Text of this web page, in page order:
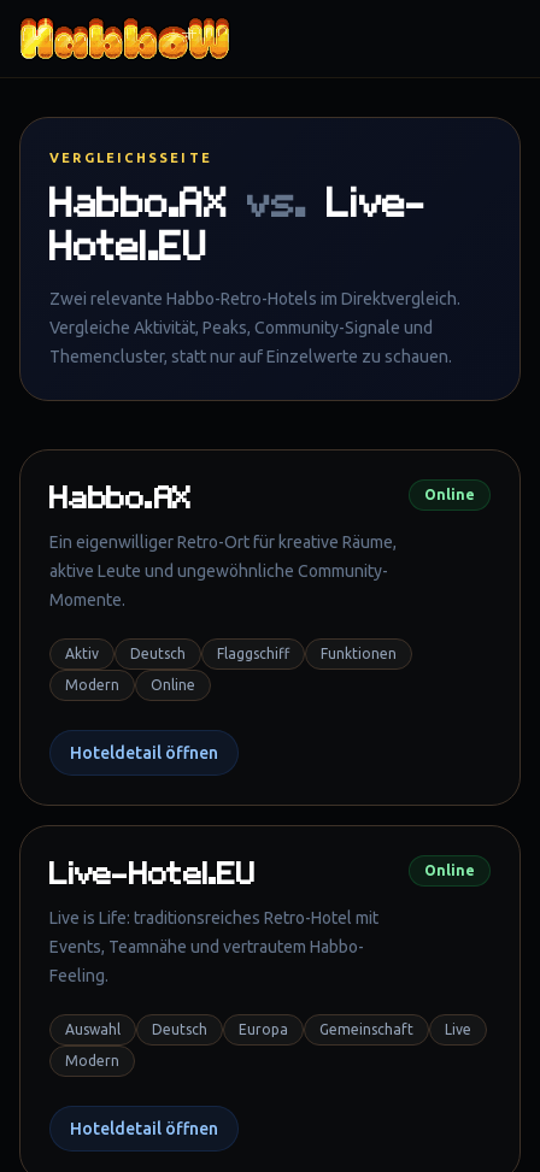
Zum Inhalt springen
VERGLEICHSSEITE
Habbo.AX vs.
Live-
Hotel.EU
Zwei relevante Habbo-Retro-Hotels im Direktvergleich.
Vergleiche Aktivität, Peaks, Community-Signale und
Themencluster, statt nur auf Einzelwerte zu schauen.
Habbo.AX
Ein eigenwilliger Retro-Ort für kreative Räume,
aktive Leute und ungewöhnliche Community-
Momente.
Online
Aktiv Deutsch Flaggschiff
Funktionen
Modern
Online
Hoteldetail öffnen
Live-Hotel.EU
Live is Life: traditionsreiches Retro-Hotel mit
Events, Teamnähe und vertrautem Habbo-
Feeling.
Online
Auswahl Deutsch Europa Gemeinschaft
Live
Modern
Hoteldetail öffnen